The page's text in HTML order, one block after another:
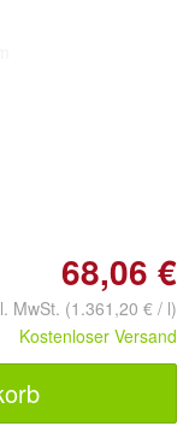
68,06 €
MwSt. (1.361,20 € / l)
Kostenloser Versand